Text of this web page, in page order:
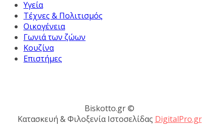
Υγεία
Τέχνες & Πολιτισμός
Οικογένεια
Γωνιά των ζώων
Κουζίνα
Επιστήμες
Biskotto.gr ©
Κατασκευή & Φιλοξενία Ιστοσελίδας DigitalPro.gr